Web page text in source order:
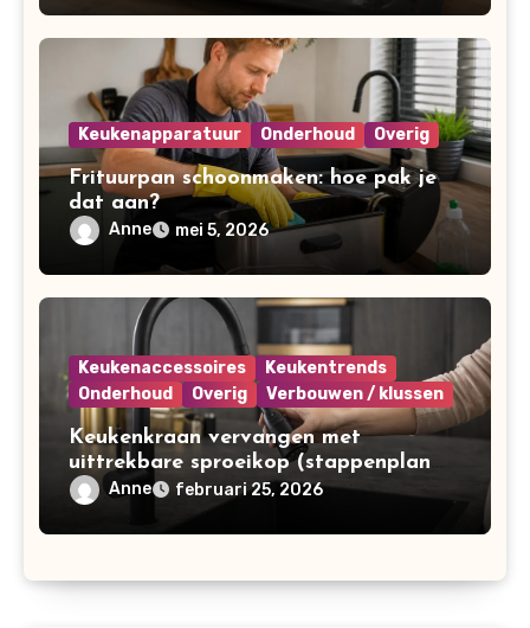
Keukenapparatuur Onderhoud Overig
Frituurpan schoonmaken: hoe pak je
dat aan?
Anne mei 5, 2026
Keukenaccessoires
Keukentrends
Onderhoud
Overig Verbouwen / klussen
Keukenkraan vervangen met
uittrekbare sproeikop (stappenplan
voor doe-het-zelvers)
Anne februari 25, 2026